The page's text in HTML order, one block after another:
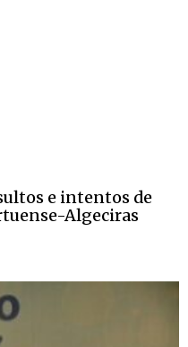
e intentos de
Algeciras